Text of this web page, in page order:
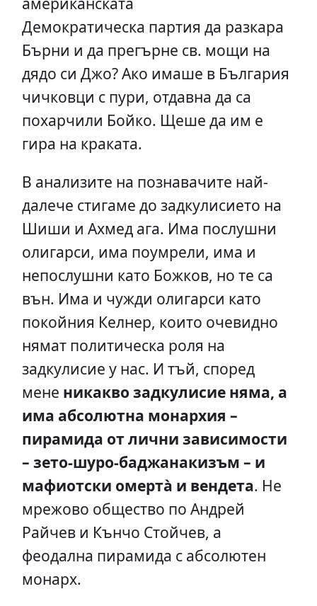
Демократическа партия да разкара
Бърни и да прегърне св. мощи на
дядо си Джо? Ако имаше в България
чичковци с пури, отдавна да са
похарчили Бойко. Щеше да им е
гира на краката.
В анализите на познавачите най-
далече стигаме до задкулисието на
Шиши и Ахмед ага. Има послушни
олигарси, има поумрели, има и
непослушни като Божков, но те са
вън. Има и чужди олигарси като
покойния Келнер, които очевидно
нямат политическа роля на
задкулисие у нас. И тъй, според
мене никакво задкулисие няма, а
има абсолютна монархия –
пирамида от лични зависимости
– зето-шуро-баджанакизъм – и
мафиотски омертà и вендета. Не
мрежово общество по Андрей
Райчев и Кънчо Стойчев, а
феодална пирамида с абсолютен
монарх.